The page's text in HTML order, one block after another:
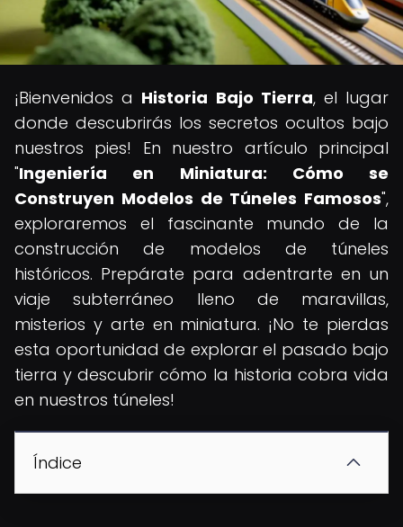
¡Bienvenidos a Historia Bajo Tierra, el lugar
donde descubrirás los secretos ocultos bajo
nuestros pies! En nuestro artículo principal
"Ingeniería en Miniatura: Cómo se
Construyen Modelos de Túneles Famosos",
exploraremos el fascinante mundo de la
construcción de modelos de túneles
históricos. Prepárate para adentrarte en un
viaje subterráneo lleno de maravillas,
misterios y arte en miniatura. ¡No te pierdas
esta oportunidad de explorar el pasado bajo
tierra y descubrir cómo la historia cobra vida
en nuestros túneles!
Índice